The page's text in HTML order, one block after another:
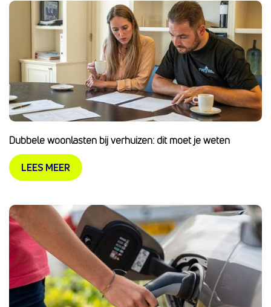
Dubbele woonlasten bij verhuizen: dit moet je weten
LEES MEER